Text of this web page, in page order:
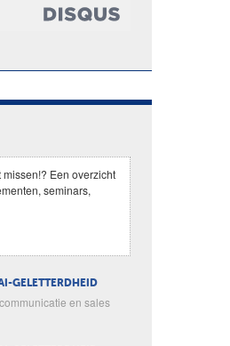
Een overzicht
seminars,
GELETTERDHEID
en sales